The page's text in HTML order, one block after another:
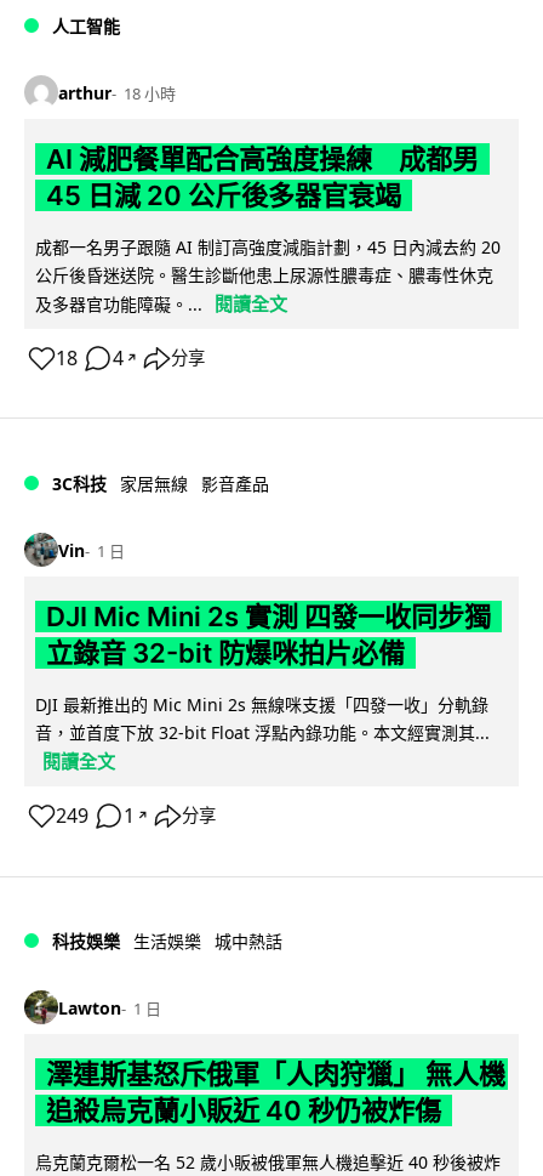
人工智能
arthur 18 小時
AI 減肥餐單配合高強度操練 成都男
45 日減 20 公斤後多器官衰竭
成都一名男子跟隨 AI 制訂高強度減脂計劃，45 日內減去約 20
公斤後昏迷送院。醫生診斷他患上尿源性膿毒症、膿毒性休克
及多器官功能障礙。...
閱讀全文
18 4 ↗ 分享
3C科技 家居無線 影音產品
Vin 1 日
DJI Mic Mini 2s 實測 四發一收同步獨
立錄音 32-bit 防爆咪拍片必備
DJI 最新推出的 Mic Mini 2s 無線咪支援「四發一收」分軌錄
音，並首度下放 32-bit Float 浮點內錄功能。本文經實測其...
閱讀全文
249 1 ↗ 分享
科技娛樂 生活娛樂 城中熱話
Lawton 1 日
澤連斯基怒斥俄軍「人肉狩獵」 無人機
追殺烏克蘭小販近 40 秒仍被炸傷
烏克蘭克爾松一名 52 歲小販被俄軍無人機追擊近 40 秒後被炸